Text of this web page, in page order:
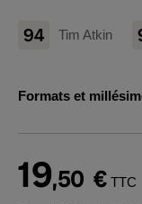
94 Tim Atkin
Formats et
19,50 € TTC